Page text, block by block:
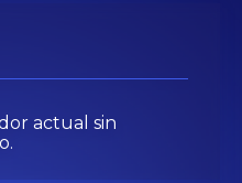
actual sin